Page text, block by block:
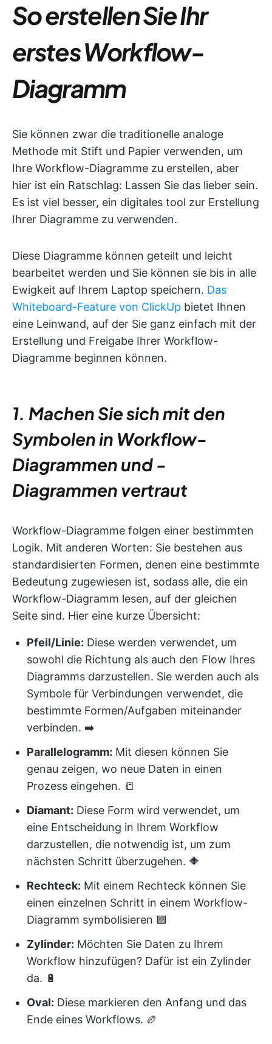
So erstellen Sie Ihr
erstes Workflow-
Diagramm
Sie können zwar die traditionelle analoge
Methode mit Stift und Papier verwenden, um
Ihre Workflow-Diagramme zu erstellen, aber
hier ist ein Ratschlag: Lassen Sie das lieber sein.
Es ist viel besser, ein digitales tool zur Erstellung
Ihrer Diagramme zu verwenden.
Diese Diagramme können geteilt und leicht
bearbeitet werden und Sie können sie bis in alle
Ewigkeit auf Ihrem Laptop speichern. Das
Whiteboard-Feature von ClickUp bietet Ihnen
eine Leinwand, auf der Sie ganz einfach mit der
Erstellung und Freigabe Ihrer Workflow-
Diagramme beginnen können.
1. Machen Sie sich mit den
Symbolen in Workflow-
Diagrammen und -
Diagrammen vertraut
Workflow-Diagramme folgen einer bestimmten
Logik. Mit anderen Worten: Sie bestehen aus
standardisierten Formen, denen eine bestimmte
Bedeutung zugewiesen ist, sodass alle, die ein
Workflow-Diagramm lesen, auf der gleichen
Seite sind. Hier eine kurze Übersicht:
Pfeil/Linie: Diese werden verwendet, um
sowohl die Richtung als auch den Flow Ihres
Diagramms darzustellen. Sie werden auch als
Symbole für Verbindungen verwendet, die
bestimmte Formen/Aufgaben miteinander
verbinden. ➡️
Parallelogramm: Mit diesen können Sie
genau zeigen, wo neue Daten in einen
Prozess eingehen. 📒
Diamant: Diese Form wird verwendet, um
eine Entscheidung in Ihrem Workflow
darzustellen, die notwendig ist, um zum
nächsten Schritt überzugehen. 🔶
Rechteck: Mit einem Rechteck können Sie
einen einzelnen Schritt in einem Workflow-
Diagramm symbolisieren 🟪
Zylinder: Möchten Sie Daten zu Ihrem
Workflow hinzufügen? Dafür ist ein Zylinder
da. 🔋
Oval: Diese markieren den Anfang und das
Ende eines Workflows. 🏉